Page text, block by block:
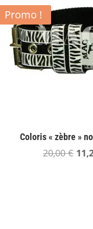
Promo !
Coloris « zèbre »
20,00€ Le